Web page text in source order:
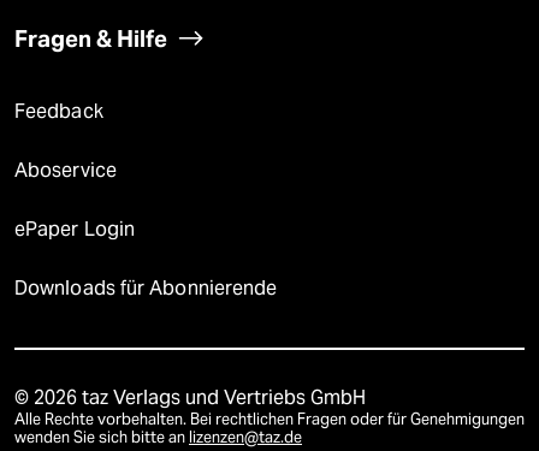
Fragen & Hilfe
Feedback
Aboservice
ePaper Login
Downloads für Abonnierende
© 2026 taz Verlags und Vertriebs GmbH
Alle Rechte vorbehalten. Bei rechtlichen Fragen oder für Genehmigungen
wenden Sie sich bitte an lizenzen@taz.de